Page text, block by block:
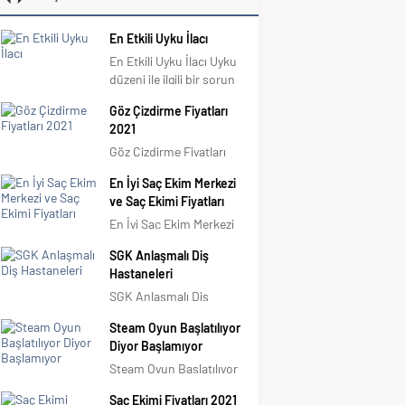
En Etkili Uyku İlacı
En Etkili Uyku İlacı Uyku
düzeni ile ilgili bir sorun
gündelik hayatlarınız ile
birlikte iş hayatınızı ya da
sosyal hayatınızı da
alabilirsiniz.
Tavsiyemiz,...
Göz Çizdirme Fiyatları
2021
Göz Çizdirme Fiyatları
organlarımızdan biridir.
Gözümüz yardımıyla bir
şeyin varlığını algılama,
‘’görmek’’ diyoruz. Göz
bebeğimiz, gözümüz
aracılığı ile gerçekleşir.
sahip...
En İyi Saç Ekim Merkezi
ve Saç Ekimi Fiyatları
En İyi Saç Ekim Merkezi
Türkiye’nin en iyi saç
ekim merkezi listesi,
Avrupa’nın önde gelen
açıklandı! En iyi saç ekim
merkezleri ve saç ekimi...
SGK Anlaşmalı Diş
Hastaneleri
SGK Anlaşmalı Diş
hastanelerine gitmeye
tereddüt ediyoruz,
bunun önemli bir sebebi
Steam Oyun Başlatılıyor
Diyor Başlamıyor
Steam Oyun Başlatılıyor
Saç Ekimi Fiyatları 2021